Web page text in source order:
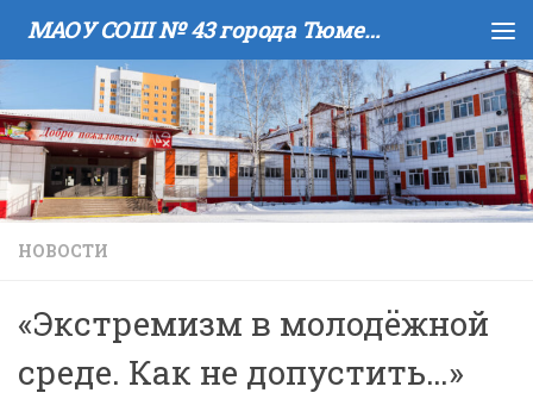
Skip to content МАОУ COШ № 43 города Тюмени имени В.И. Муравленко
НОВОСТИ
«Экстремизм в молодёжной
среде. Как не допустить…»